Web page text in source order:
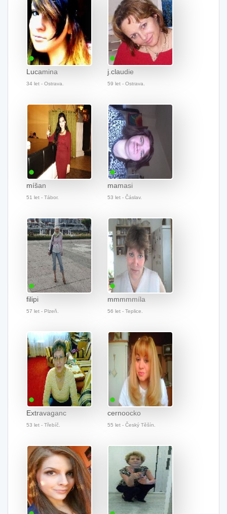
Lucamina
34 let - Ostrava.
j.claudie
59 let - Ostrava.
míšan
51 let - Tábor.
mamasi
53 let - Čáslav.
filipi
57 let - Plzeň.
mmmmmíla
56 let - Teplice.
Extravaganc
53 let - Třebíč.
cernoocko
55 let - Český Těšín.